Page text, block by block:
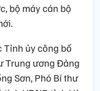
bộ máy cán bộ
Tỉnh ủy công bố
Trung ương Đảng
Sơn, Phó Bí thư